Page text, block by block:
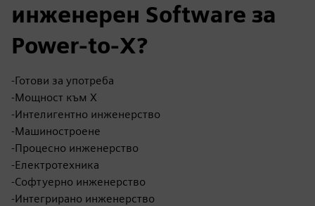
инженерен Software за
Power-to-X?
-Готови за употреба
-Мощност към X
-Интелигентно инженерство
-Машиностроене
-Процесно инженерство
-Електротехника
-Софтуерно инженерство
-Интегрирано инженерство